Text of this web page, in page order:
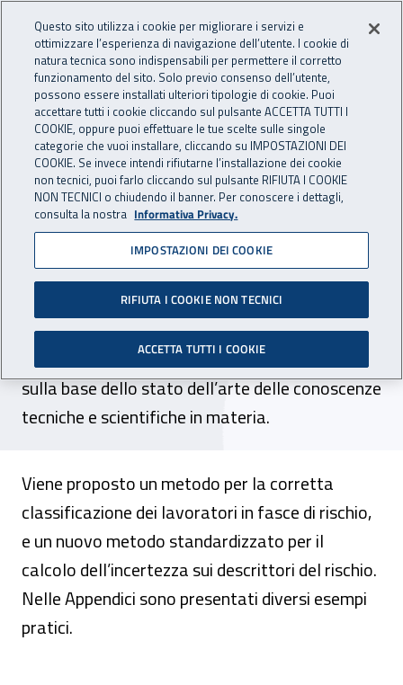
INAIL - Istituto Nazionale
Apri cerca
Navigazione principale
Navigazione - Ti trovi in:
Home Inail comunica Pubblicazioni Catalogo generale
La valutazione del rischio
vibrazioni
Il volume si propone come riferimento
operativo per la misura, la valutazione e il
controllo del rischio derivante dall’esposizione
alle vibrazioni meccaniche nei luoghi di lavoro,
sulla base dello stato dell’arte delle conoscenze
tecniche e scientifiche in materia.
Viene proposto un metodo per la corretta
classificazione dei lavoratori in fasce di rischio,
e un nuovo metodo standardizzato per il
calcolo dell’incertezza sui descrittori del rischio.
Nelle Appendici sono presentati diversi esempi
pratici.
Questo sito utilizza i cookie per migliorare i servizi e
ottimizzare l’esperienza di navigazione dell’utente. I cookie di
natura tecnica sono indispensabili per permettere il corretto
funzionamento del sito. Solo previo consenso dell’utente,
possono essere installati ulteriori tipologie di cookie. Puoi
accettare tutti i cookie cliccando sul pulsante ACCETTA TUTTI I
COOKIE, oppure puoi effettuare le tue scelte sulle singole
categorie che vuoi installare, cliccando su IMPOSTAZIONI DEI
COOKIE. Se invece intendi rifiutarne l’installazione dei cookie
non tecnici, puoi farlo cliccando sul pulsante RIFIUTA I COOKIE
NON TECNICI o chiudendo il banner. Per conoscere i dettagli,
consulta la nostra Informativa Privacy.
IMPOSTAZIONI DEI COOKIE
RIFIUTA I COOKIE NON TECNICI
ACCETTA TUTTI I COOKIE